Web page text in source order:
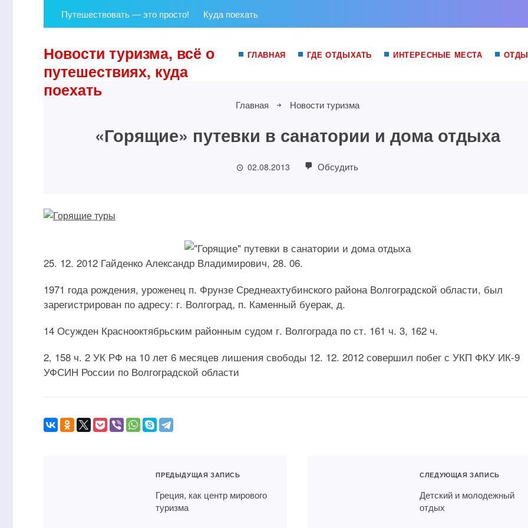
Путешествовать — это просто! Куда поехать
Новости туризма, всё о
путешествиях, куда
поехать
ГЛАВНАЯ ГДЕ ОТДЫХАТЬ ИНТЕРЕСНЫЕ МЕСТА
Главная Новости туризма
«Горящие» путевки в санатории и дома отдыха
02.08.2013 Обсудить
25. 12. 2012 Гайденко Александр Владимирович, 28. 06.
1971 года рождения, уроженец п. Фрунзе Среднеахтубинского района Волгоградской области, был
зарегистрирован по адресу: г. Волгоград, п. Каменный буерак, д.
14 Осужден Краснооктябрьским районным судом г. Волгограда по ст. 161 ч. 3, 162 ч.
2, 158 ч. 2 УК РФ на 10 лет 6 месяцев лишения свободы 12. 12. 2012 совершил побег с УКП ФКУ ИК-9
УФСИН России по Волгоградской области
ПРЕДЫДУЩАЯ ЗАПИСЬ
Греция, как центр мирового
туризма
СЛЕДУЮЩАЯ ЗАПИСЬ
Детский и молодежный
отдых